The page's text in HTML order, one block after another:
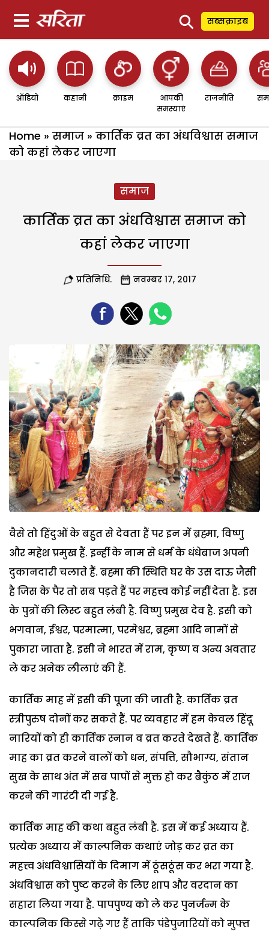
⚲ सब्सक्राइब
ऑडियो कहानी क्राइम
आपकी
समस्याएं
राजनीति
Home » समाज » कार्तिक व्रत का अंधविश्वास समाज
को कहां लेकर जाएगा
समाज
कार्तिक व्रत का अंधविश्वास समाज को
कहां लेकर जाएगा
प्रतिनिधि. नवम्बर 17, 2017
वैसे तो हिंदुओं के बहुत से देवता हैं पर इन में ब्रह्मा, विष्णु
और महेश प्रमुख हैं. इन्हीं के नाम से धर्म के धंधेबाज अपनी
दुकानदारी चलाते हैं. ब्रह्मा की स्थिति घर के उस दाऊ जैसी
है जिस के पैर तो सब पड़ते हैं पर महत्त्व कोई नहीं देता है. इस
के पुत्रों की लिस्ट बहुत लंबी है. विष्णु प्रमुख देव है. इसी को
भगवान, ईश्वर, परमात्मा, परमेश्वर, ब्रह्मा आदि नामों से
पुकारा जाता है. इसी ने भारत में राम, कृष्ण व अन्य अवतार
ले कर अनेक लीलाएं की हैं.
कार्तिक माह में इसी की पूजा की जाती है. कार्तिक व्रत
स्त्रीपुरुष दोनों कर सकते हैं. पर व्यवहार में हम केवल हिंदू
नारियों को ही कार्तिक स्नान व व्रत करते देखते हैं. कार्तिक
माह का व्रत करने वालों को धन, संपत्ति, सौभाग्य, संतान
सुख के साथ अंत में सब पापों से मुक्त हो कर बैकुंठ में राज
करने की गारंटी दी गई है.
कार्तिक माह की कथा बहुत लंबी है. इस में कई अध्याय हैं.
प्रत्येक अध्याय में काल्पनिक कथाएं जोड़ कर व्रत का
महत्त्व अंधविश्वासियों के दिमाग में ठूंसठूंस कर भरा गया है.
अंधविश्वास को पुष्ट करने के लिए शाप और वरदान का
सहारा लिया गया है. पापपुण्य को ले कर पुनर्जन्म के
काल्पनिक किस्से गढ़े गए हैं ताकि पंडेपुजारियों को मुफ्त